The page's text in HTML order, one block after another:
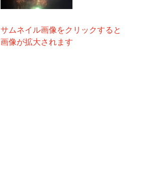
サムネイル画像をクリックすると
画像が拡大されます